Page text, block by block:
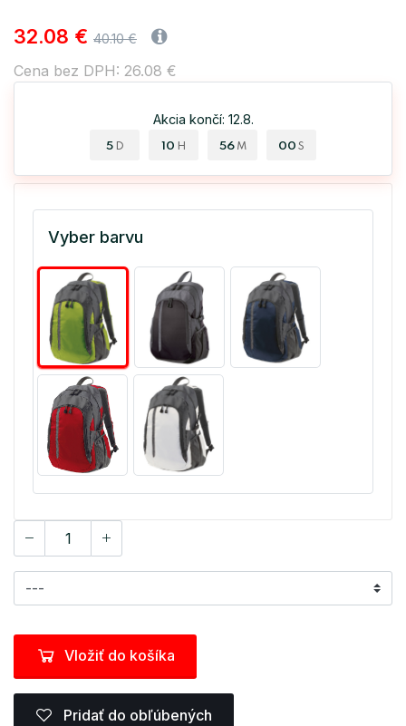
32.08 € 40.10 €
Cena bez DPH: 26.08 €
Akcia končí: 12.8.
5 D 10 H 56 M 00 S
Vyber barvu
Vložiť do košíka
Pridať do obľúbených